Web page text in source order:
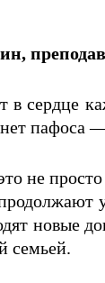
пафоса
просто
новые
семьей.